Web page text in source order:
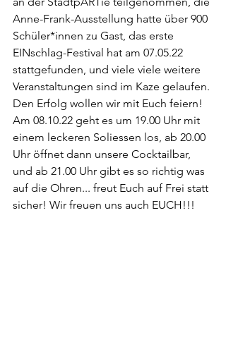
Anne-Frank-Ausstellung hatte über 900
Schüler*innen zu Gast, das erste
EINschlag-Festival hat am 07.05.22
stattgefunden, und viele viele weitere
Veranstaltungen sind im Kaze gelaufen.
Den Erfolg wollen wir mit Euch feiern!
Am 08.10.22 geht es um 19.00 Uhr mit
einem leckeren Soliessen los, ab 20.00
Uhr öffnet dann unsere Cocktailbar,
und ab 21.00 Uhr gibt es so richtig was
auf die Ohren... freut Euch auf Frei statt
sicher! Wir freuen uns auch EUCH!!!